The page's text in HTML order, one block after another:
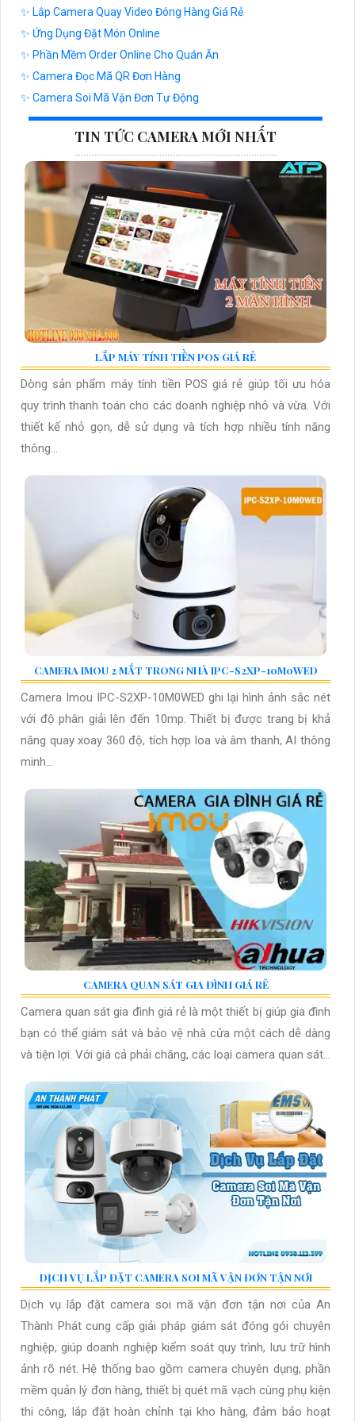
✨ Lắp Camera Quay Video Đóng Hàng Giá Rẻ
✨ Ứng Dụng Đặt Món Online
✨ Phần Mềm Order Online Cho Quán Ăn
✨ Camera Đọc Mã QR Đơn Hàng
✨ Camera Soi Mã Vận Đơn Tự Động
TIN TỨC CAMERA MỚI NHẤT
LẮP MÁY TÍNH TIỀN POS GIÁ RẺ
Dòng sản phẩm máy tính tiền POS giá rẻ giúp tối ưu hóa
quy trình thanh toán cho các doanh nghiệp nhỏ và vừa. Với
thiết kế nhỏ gọn, dễ sử dụng và tích hợp nhiều tính năng
thông...
CAMERA IMOU 2 MẮT TRONG NHÀ IPC-S2XP-10M0WED
Camera Imou IPC-S2XP-10M0WED ghi lại hình ảnh sắc nét
với độ phân giải lên đến 10mp. Thiết bị được trang bị khả
năng quay xoay 360 độ, tích hợp loa và âm thanh, AI thông
minh...
CAMERA QUAN SÁT GIA ĐÌNH GIÁ RẺ
Camera quan sát gia đình giá rẻ là một thiết bị giúp gia đình
bạn có thể giám sát và bảo vệ nhà cửa một cách dễ dàng
và tiện lợi. Với giá cả phải chăng, các loại camera quan sát...
DỊCH VỤ LẮP ĐẶT CAMERA SOI MÃ VẬN ĐƠN TẬN NƠI
Dịch vụ lắp đặt camera soi mã vận đơn tận nơi của An
Thành Phát cung cấp giải pháp giám sát đóng gói chuyên
nghiệp, giúp doanh nghiệp kiểm soát quy trình, lưu trữ hình
ảnh rõ nét. Hệ thống bao gồm camera chuyên dụng, phần
mềm quản lý đơn hàng, thiết bị quét mã vạch cùng phụ kiện
thi công, lắp đặt hoàn chỉnh tại kho hàng, đảm bảo hoạt